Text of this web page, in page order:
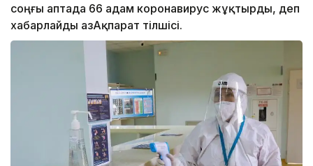
соңғы аптада 66 адам коронавирус жұқтырды, деп
хабарлайды ҚазАқпарат тілшісі.